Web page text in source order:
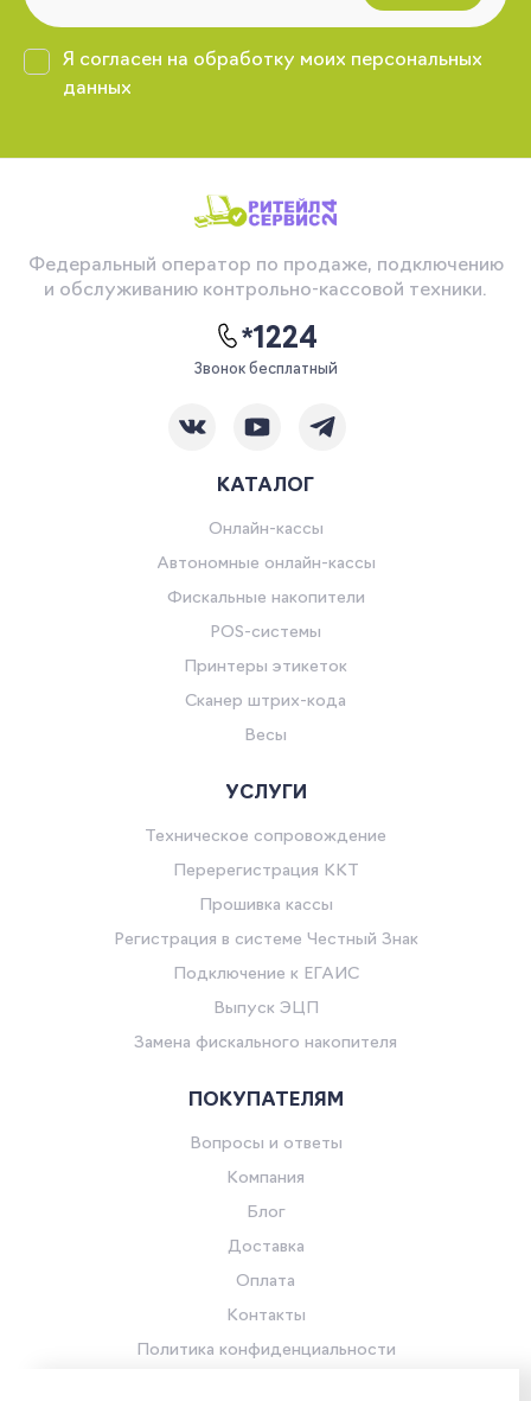
Я согласен на обработку моих персональных
данных
Федеральный оператор по продаже, подключению
и обслуживанию контрольно-кассовой техники.
*1224
Звонок бесплатный
КАТАЛОГ
Онлайн-кассы
Автономные онлайн-кассы
Фискальные накопители
POS-системы
Принтеры этикеток
Сканер штрих-кода
Весы
УСЛУГИ
Техническое сопровождение
Перерегистрация ККТ
Прошивка кассы
Регистрация в системе Честный Знак
Подключение к ЕГАИС
Выпуск ЭЦП
Замена фискального накопителя
ПОКУПАТЕЛЯМ
Вопросы и ответы
Компания
Блог
Доставка
Оплата
Контакты
Политика конфиденциальности